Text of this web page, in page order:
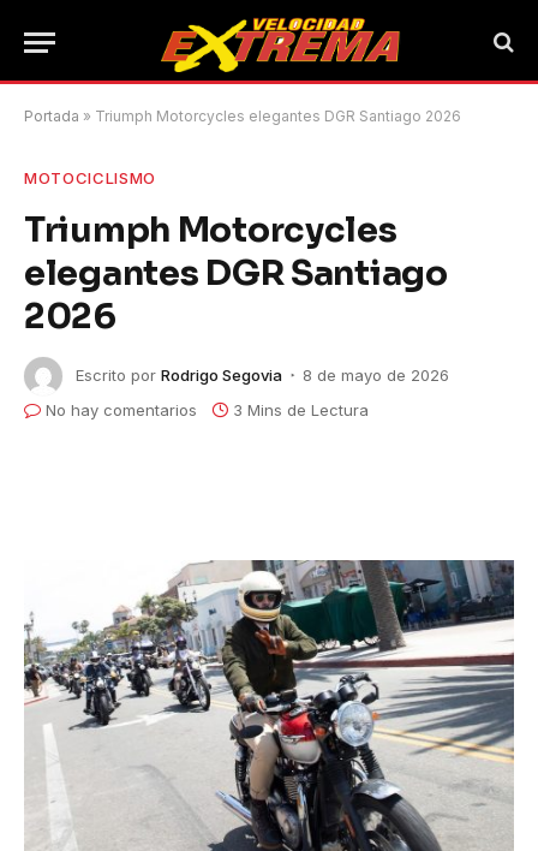
Portada » Triumph Motorcycles elegantes DGR Santiago 2026
MOTOCICLISMO
Triumph Motorcycles
elegantes DGR Santiago
2026
Escrito por Rodrigo Segovia
8 de mayo de 2026
No hay comentarios
3 Mins de Lectura